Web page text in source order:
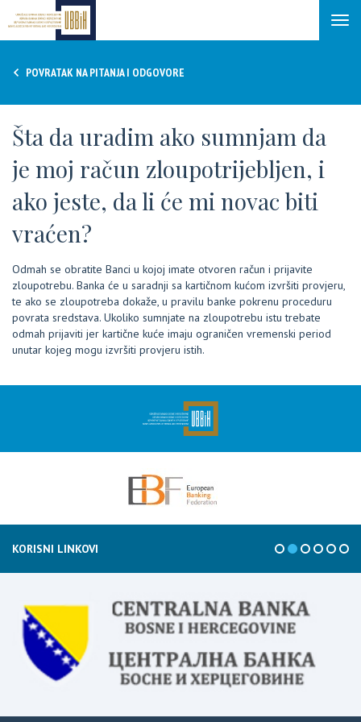
POVRATAK NA PITANJA I ODGOVORE
Šta da uradim ako sumnjam da
je moj račun zloupotrijebljen, i
ako jeste, da li će mi novac biti
vraćen?
Odmah se obratite Banci u kojoj imate otvoren račun i prijavite
zloupotrebu. Banka će u saradnji sa kartičnom kućom izvršiti provjeru,
te ako se zloupotreba dokaže, u pravilu banke pokrenu proceduru
povrata sredstava. Ukoliko sumnjate na zloupotrebu istu trebate
odmah prijaviti jer kartične kuće imaju ograničen vremenski period
unutar kojeg mogu izvršiti provjeru istih.
KORISNI LINKOVI